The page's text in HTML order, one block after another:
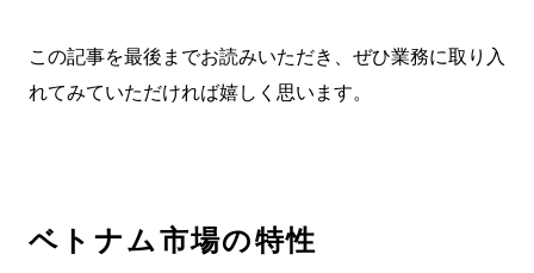
この記事を最後までお読みいただき、ぜひ業務に取り入
れてみていただければ嬉しく思います。
ベトナム市場の特性